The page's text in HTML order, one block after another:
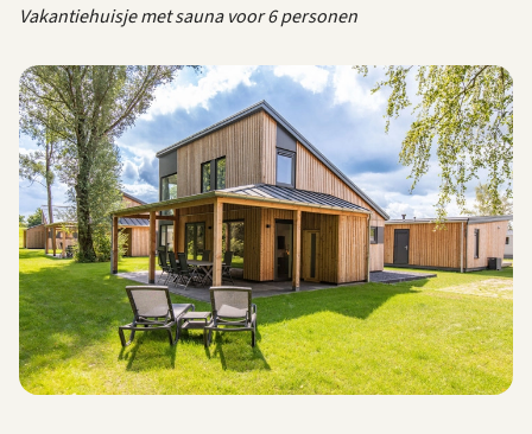
Vakantiehuisje met sauna voor 6 personen